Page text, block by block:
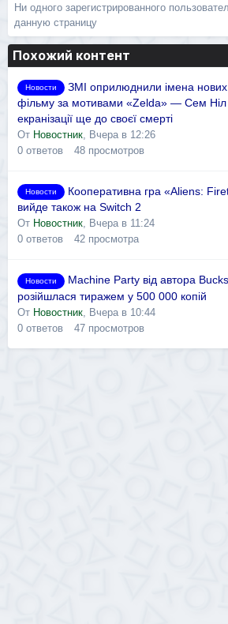
Ни одного зарегистрированного
данную страницу
Похожий контент
Новости
ЗМІ оприлюднили імена нових
фільму за мотивами «Zelda» — Сем Ніл
екранізації ще до своєї смерті
От Новостник
Вчера в 12:26
0 ответов 48 просмотров
Новости
Кооперативна гра «Aliens:
вийде також на Switch 2
От Новостник, Вчера в 11:24
0 ответов 42 просмотра
Новости
Machine Party від автора
розійшлася тиражем у 500 000 копій
От Новостник Вчера в 10:44
0 ответов 47 просмотров